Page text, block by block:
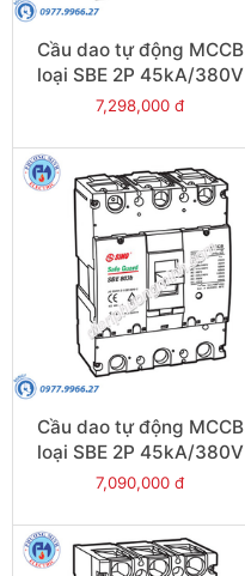
Cầu dao tự động MCCB
loại SBE 2P 45kA/380V
630A - Model
7,298,000 đ
Cầu dao tự động MCCB
loại SBE 2P 45kA/380V
500A - Model
7,090,000 đ